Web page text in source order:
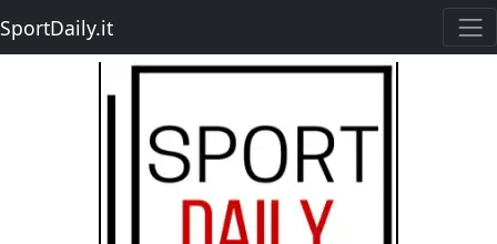
SportDaily.it